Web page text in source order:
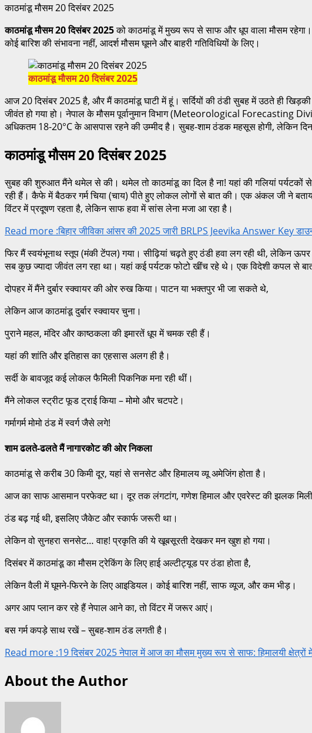
काठमांडू मौसम 20 दिसंबर 2025
काठमांडू मौसम 20 दिसंबर 2025को काठमांडू में मुख्य रूप से साफ और धूप वाला मौसम
कोई बारिश की संभावना नहीं, आदर्श मौसम घूमने और बाहरी गतिविधियों के लिए।
काठमांडू मौसम 20 दिसंबर 2025
आज 20 दिसंबर 2025 है, और मैं काठमांडू घाटी में हूं। सर्दियों की ठंडी सुबह में उठते ही
जीवंत हो गया हो। नेपाल के मौसम पूर्वानुमान विभाग (Meteorological Forecasting
अधिकतम 18-20°C के आसपास रहने की उम्मीद है। सुबह-शाम ठंडक महसूस होगी, लेकिन दिन
काठमांडू मौसम 20 दिसंबर 2025
सुबह की शुरुआत मैंने थमेल से की। थमेल तो काठमांडू का दिल है ना! यहां की गलियां पर्यटकों
रही हैं। कैफे में बैठकर गर्म चिया (चाय) पीते हुए लोकल लोगों से बात की। एक अंकल जी ने
विंटर में प्रदूषण रहता है, लेकिन साफ हवा में सांस लेना मजा आ रहा है।
Read more :बिहार जीविका आंसर की 2025 जारी BRLPS Jeevika Answer Key
फिर मैं स्वयंभूनाथ स्तूप (मंकी टेंपल) गया। सीढ़ियां चढ़ते हुए ठंडी हवा लग रही थी, लेकिन
सब कुछ ज्यादा जीवंत लग रहा था। यहां कई पर्यटक फोटो खींच रहे थे। एक विदेशी कपल से
दोपहर में मैंने दुर्बार स्क्वायर की ओर रुख किया। पाटन या भक्तपुर भी जा सकते थे,
लेकिन आज काठमांडू दुर्बार स्क्वायर चुना।
पुराने महल, मंदिर और काष्ठकला की इमारतें धूप में चमक रही हैं।
यहां की शांति और इतिहास का एहसास अलग ही है।
सर्दी के बावजूद कई लोकल फैमिली पिकनिक मना रही थीं।
मैंने लोकल स्ट्रीट फूड ट्राई किया – मोमो और चटपटे।
गर्मागर्म मोमो ठंड में स्वर्ग जैसे लगे!
शाम ढलते-ढलते मैं नागारकोट की ओर निकला
काठमांडू से करीब 30 किमी दूर, यहां से सनसेट और हिमालय व्यू अमेजिंग होता है।
आज का साफ आसमान परफेक्ट था। दूर तक लंगटांग, गणेश हिमाल और एवरेस्ट की झलक
ठंड बढ़ गई थी, इसलिए जैकेट और स्कार्फ जरूरी था।
लेकिन वो सुनहरा सनसेट… वाह! प्रकृति की ये खूबसूरती देखकर मन खुश हो गया।
दिसंबर में काठमांडू का मौसम ट्रेकिंग के लिए हाई अल्टीट्यूड पर ठंडा होता है,
लेकिन वैली में घूमने-फिरने के लिए आइडियल। कोई बारिश नहीं, साफ व्यूज, और कम भीड़।
अगर आप प्लान कर रहे हैं नेपाल आने का, तो विंटर में जरूर आएं।
बस गर्म कपड़े साथ रखें – सुबह-शाम ठंड लगती है।
Read more :19 दिसंबर 2025 नेपाल में आज का मौसम मुख्य रूप से साफ: हिमालयी क्षेत्रों
About the Author